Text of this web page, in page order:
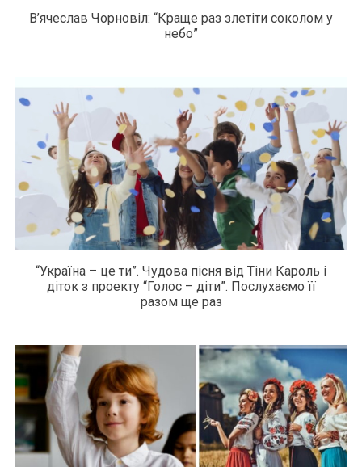
В’ячеслав Чорновіл: “Краще раз злетіти соколом у
небо”
“Україна – це ти”. Чудова пісня від Тіни Кароль і
діток з проекту “Голос – діти”. Послухаємо її
разом ще раз